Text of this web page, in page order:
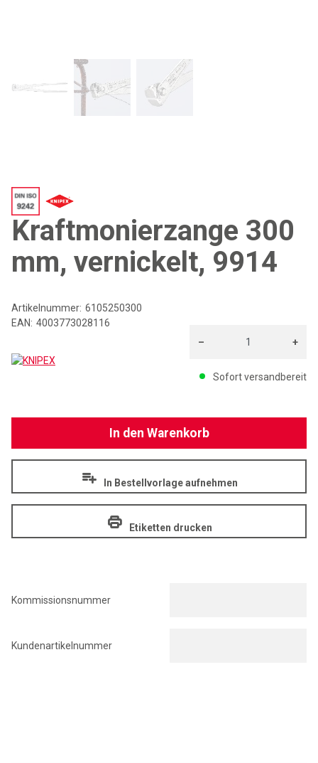
Kraftmonierzange 300
mm, vernickelt, 9914
Artikelnummer: 6105250300
EAN: 4003773028116
Sofort versandbereit
Kommissionsnummer
Kundenartikelnummer
– +
In den Warenkorb
In Bestellvorlage aufnehmen
Etiketten drucken